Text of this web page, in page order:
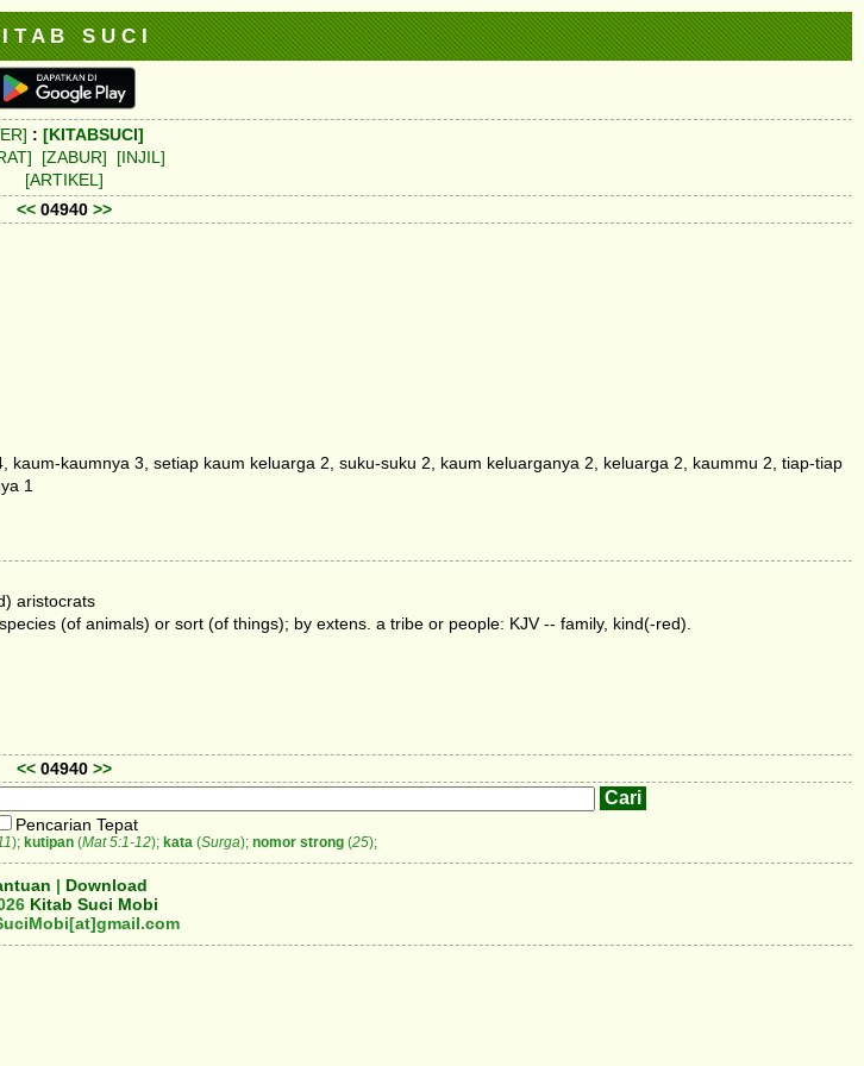
T A B S U C I
: [KITABSUCI]
[ZABUR]
[INJIL]
[ARTIKEL]
<< 04940 >>
kaumnya 3, setiap kaum keluarga 2, suku-suku 2, kaum keluarganya 2, keluarga 2, kaummu 2, tiap-tiap
1
aristocrats
(of animals) or sort (of things); by extens. a tribe or people: KJV -- family, kind(-red).
<< 04940 >>
Pencarian Tepat
); kutipan(Mat 5:1-12); kata(Surga); nomor strong(25);
| Download
Kitab Suci Mobi